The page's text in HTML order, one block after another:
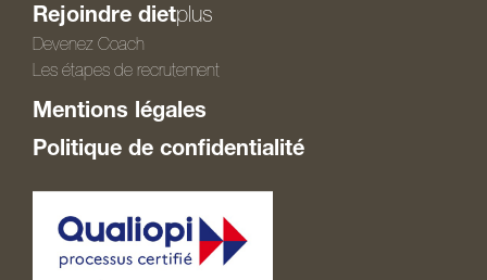
Rejoindre dietplus
Devenez Coach
Les étapes de recrutement
Mentions légales
Politique de confidentialité